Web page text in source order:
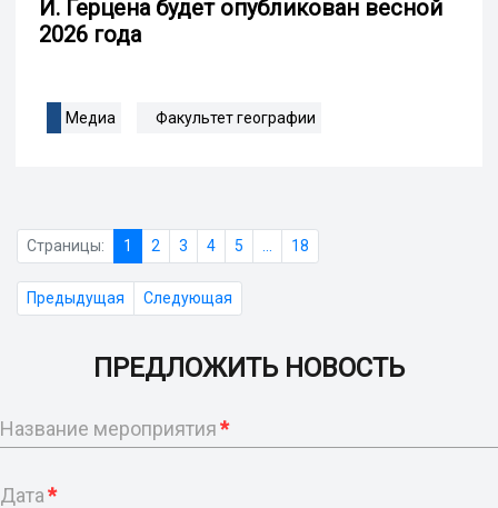
И. Герцена будет опубликован весной
2026 года
Медиа Факультет географии
Страницы: 1 2 3 4 5 18
Предыдущая Следующая
ПРЕДЛОЖИТЬ НОВОСТЬ
Название мероприятия*
Дата*